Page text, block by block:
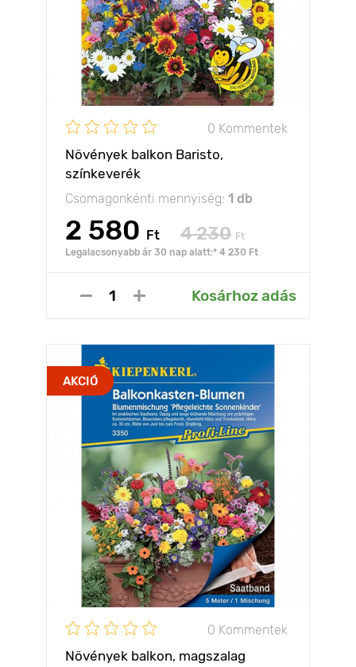
0 Kommentek
Növények balkon Baristo,
színkeverék
Csomagonkénti mennyiség: 1 db
2 580 Ft 4 230 Ft
Legalacsonyabb ár 30 nap alatt:* 4 230 Ft
Kosárhoz adás
AKCIÓ
0 Kommentek
Növények balkon, magszalag